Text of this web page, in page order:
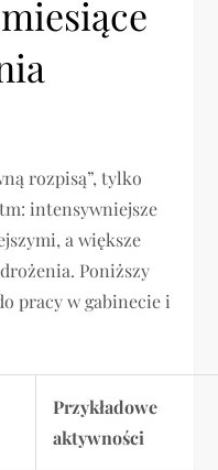
rozpisą”, tylko
intensywniejsze
a większe
Poniższy
pracy w gabinecie i
Przykładowe
aktywności